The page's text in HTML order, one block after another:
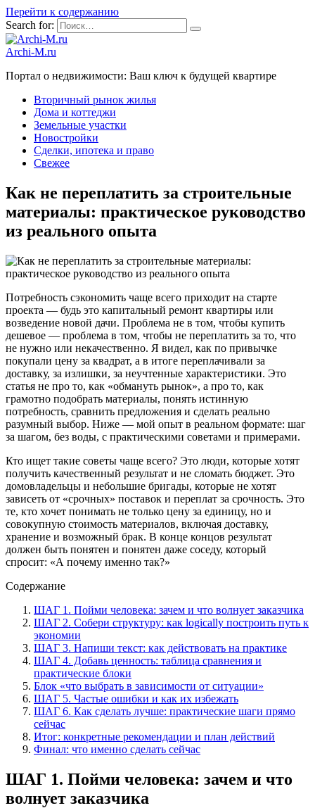
Перейти к содержанию
Search for:
Archi-M.ru
Портал о недвижимости: Ваш ключ к будущей квартире
Вторичный рынок жилья
Дома и коттеджи
Земельные участки
Новостройки
Сделки, ипотека и право
Свежее
Как не переплатить за строительные
материалы: практическое руководство
из реального опыта
Потребность сэкономить чаще всего приходит на старте
проекта — будь это капитальный ремонт квартиры или
возведение новой дачи. Проблема не в том, чтобы купить
дешевое — проблема в том, чтобы не переплатить за то, что
не нужно или некачественно. Я видел, как по привычке
покупали цену за квадрат, а в итоге переплачивали за
доставку, за излишки, за неучтенные характеристики. Это
статья не про то, как «обмануть рынок», а про то, как
грамотно подобрать материалы, понять истинную
потребность, сравнить предложения и сделать реально
разумный выбор. Ниже — мой опыт в реальном формате: шаг
за шагом, без воды, с практическими советами и примерами.
Кто ищет такие советы чаще всего? Это люди, которые хотят
получить качественный результат и не сломать бюджет. Это
домовладельцы и небольшие бригады, которые не хотят
зависеть от «срочных» поставок и переплат за срочность. Это
те, кто хочет понимать не только цену за единицу, но и
совокупную стоимость материалов, включая доставку,
хранение и возможный брак. В конце концов результат
должен быть понятен и понятен даже соседу, который
спросит: «А почему именно так?»
Содержание
ШАГ 1. Пойми человека: зачем и что волнует заказчика
ШАГ 2. Собери структуру: как logically построить путь к
экономии
ШАГ 3. Напиши текст: как действовать на практике
ШАГ 4. Добавь ценность: таблица сравнения и
практические блоки
Блок «что выбрать в зависимости от ситуации»
ШАГ 5. Частые ошибки и как их избежать
ШАГ 6. Как сделать лучше: практические шаги прямо
сейчас
Итог: конкретные рекомендации и план действий
Финал: что именно сделать сейчас
ШАГ 1. Пойми человека: зачем и что
волнует заказчика